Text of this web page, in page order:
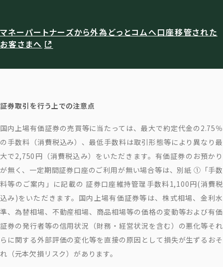
マネーパートナーズから外為どっとコムへ口座移管された
お客さまへ
証券取引を行う上での注意点
国内上場有価証券の売買等に当たっては、最大で約定代金の2.75％
の手数料（消費税込み）、最低手数料は取引形態等により異なり最
大で2,750円（消費税込み）をいただきます。有価証券のお預かり
が無く、一定期間証券口座のご利用が無い場合等は、別紙 ①「手数
料等のご案内」に記載の 証券口座維持管理手数料1,100円(消費税
込み)をいただきます。国内上場有価証券等は、株式相場、金利水
準、為替相場、不動産相場、商品相場等の価格の変動等および有価
証券の発行者等の信用状況（財務・経営状況を含む）の悪化等それ
らに関する外部評価の変化等を直接の原因として損失が生ずるおそ
れ（元本欠損リスク）があります。